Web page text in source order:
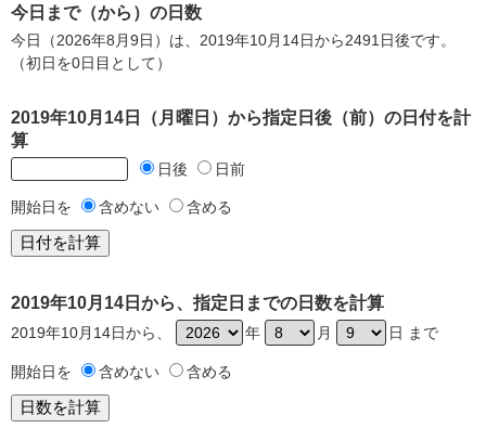
今日まで（から）の日数
今日（2026年8月9日）は、2019年10月14日から2491日後です。
（初日を0日目として）
2019年10月14日（月曜日）から指定日後（前）の日付を計
算
日後 日前
開始日を 含めない 含める
2019年10月14日から、指定日までの日数を計算
2019年10月14日から、 年 月 日 まで
開始日を 含めない 含める